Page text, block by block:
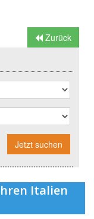
Zurück
Jetzt suchen
Italien